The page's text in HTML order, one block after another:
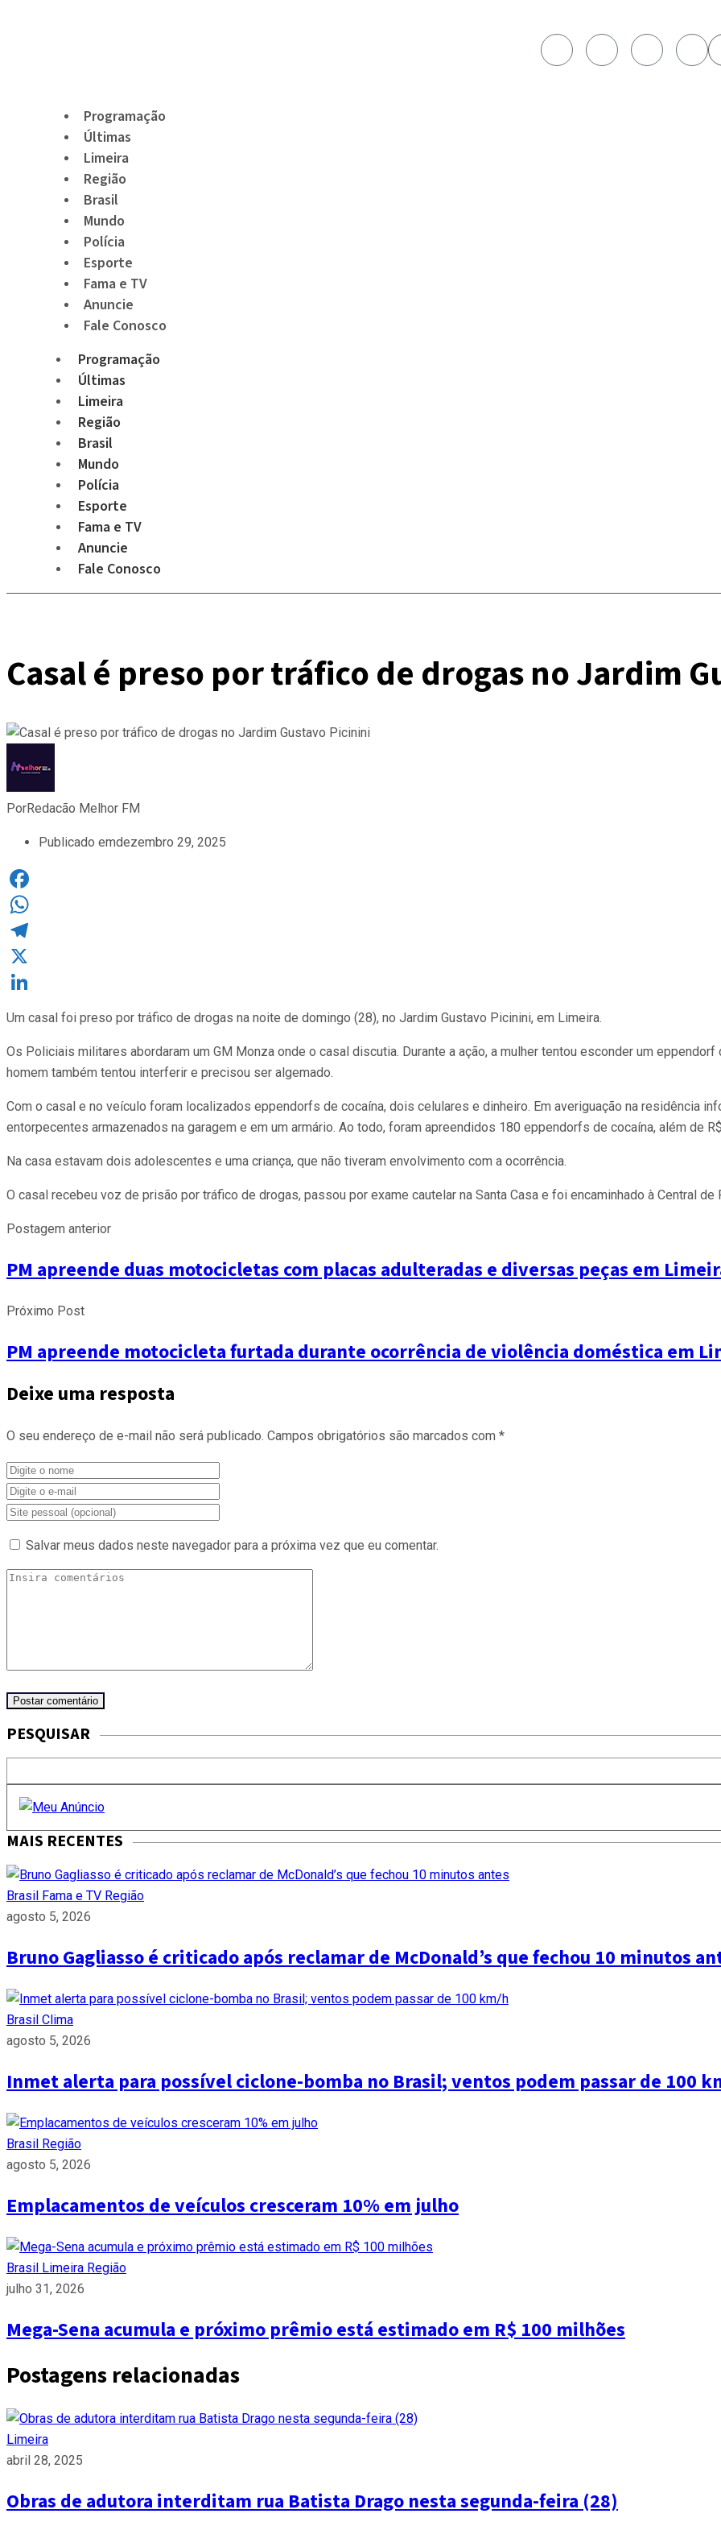
Programação
Últimas
Limeira
Região
Brasil
Mundo
Polícia
Esporte
Fama e TV
Anuncie
Fale Conosco
Programação
Últimas
Limeira
Região
Brasil
Mundo
Polícia
Esporte
Fama e TV
Anuncie
Fale Conosco
Casal é preso por tráfico de drogas no Jardim
PorRedacão Melhor FM
Publicado emdezembro 29, 2025
Facebook
WhatsApp
Telegram
X
Um casal foi preso por tráfico de drogas na noite de domingo (28), no Jardim Gustavo Picinini, em Limeira.
Os Policiais militares abordaram um GM Monza onde o casal discutia. Durante a ação, a mulher tentou esconder um
homem também tentou interferir e precisou ser algemado.
Com o casal e no veículo foram localizados eppendorfs de cocaína, dois celulares e dinheiro. Em averiguação na residência
entorpecentes armazenados na garagem e em um armário. Ao todo, foram apreendidos 180 eppendorfs de cocaína, além de
Na casa estavam dois adolescentes e uma criança, que não tiveram envolvimento com a ocorrência.
O casal recebeu voz de prisão por tráfico de drogas, passou por exame cautelar na Santa Casa e foi encaminhado à Central
Postagem anterior
PM apreende duas motocicletas com placas adulteradas e diversas peças em
Próximo Post
PM apreende motocicleta furtada durante ocorrência de violência doméstica em
Deixe uma resposta
O seu endereço de e-mail não será publicado. Campos obrigatórios são marcados com *
Salvar meus dados neste navegador para a próxima vez que eu comentar.
PESQUISAR
MAIS RECENTES
Brasil Fama e TV Região
agosto 5, 2026
Bruno Gagliasso é criticado após reclamar de McDonald’s que fechou 10 minutos
Brasil Clima
agosto 5, 2026
Inmet alerta para possível ciclone-bomba no Brasil; ventos podem passar de 100
Brasil Região
agosto 5, 2026
Emplacamentos de veículos cresceram 10% em julho
Brasil Limeira Região
julho 31, 2026
Mega-Sena acumula e próximo prêmio está estimado em R$ 100 milhões
Postagens relacionadas
Limeira
abril 28, 2025
Obras de adutora interditam rua Batista Drago nesta segunda-feira (28)